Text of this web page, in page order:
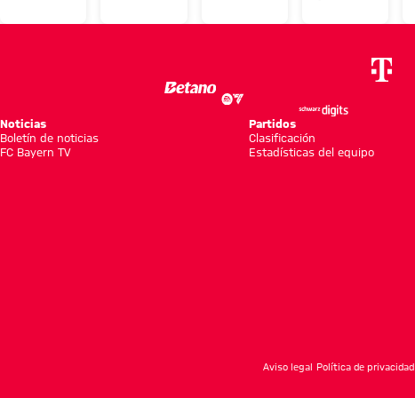
Hong
Kong
y Elber
en
Kong
internacional
Noticias
Boletín de noticias
FC Bayern TV
Partidos
Clasificación
Estadísticas del equipo
Aviso legal Política de privacidad